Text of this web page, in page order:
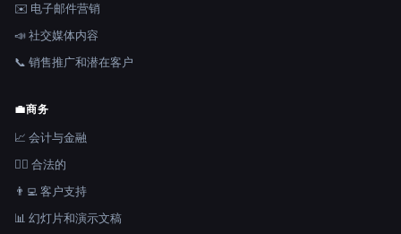
✉️ 电子邮件营销
📣 社交媒体内容
📞 销售推广和潜在客户
💼商务
📈 会计与金融
👩‍⚖️ 合法的
👨‍💻 客户支持
📊 幻灯片和演示文稿